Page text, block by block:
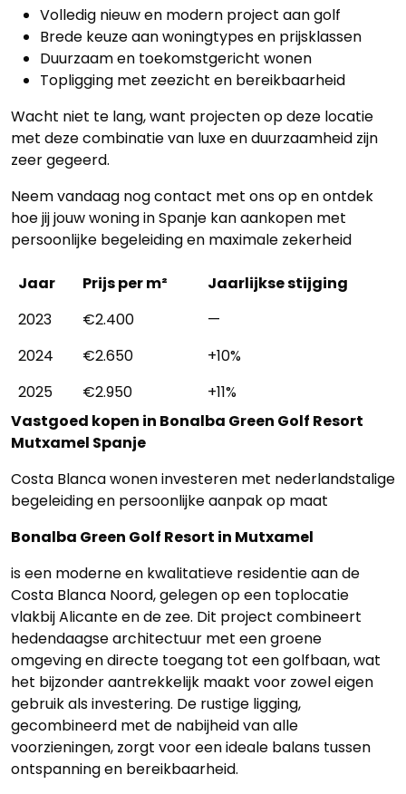
Cookies
Volledig nieuw en modern project aan golf
Brede keuze aan woningtypes en prijsklassen
Duurzaam en toekomstgericht wonen
Topligging met zeezicht en bereikbaarheid
Wacht niet te lang, want projecten op deze locatie
met deze combinatie van luxe en duurzaamheid zijn
zeer gegeerd.
Neem vandaag nog contact met ons op en ontdek
hoe jij jouw woning in Spanje kan aankopen met
persoonlijke begeleiding en maximale zekerheid
Jaar Prijs per m²
Jaarlijkse stijging
2023
€2.400
—
2024
€2.650
+10%
2025
€2.950
+11%
Vastgoed kopen in Bonalba Green Golf Resort
Mutxamel Spanje
Costa Blanca wonen investeren met nederlandstalige
begeleiding en persoonlijke aanpak op maat
Bonalba Green Golf Resort in Mutxamel
is een moderne en kwalitatieve residentie aan de
Costa Blanca Noord, gelegen op een toplocatie
vlakbij Alicante en de zee. Dit project combineert
hedendaagse architectuur met een groene
omgeving en directe toegang tot een golfbaan, wat
het bijzonder aantrekkelijk maakt voor zowel eigen
gebruik als investering. De rustige ligging,
gecombineerd met de nabijheid van alle
voorzieningen, zorgt voor een ideale balans tussen
ontspanning en bereikbaarheid.